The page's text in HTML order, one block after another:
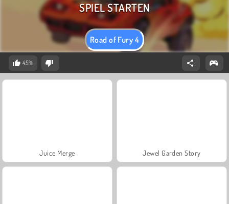
Road of Fury 4
45%
Juice Merge Jewel Garden Story